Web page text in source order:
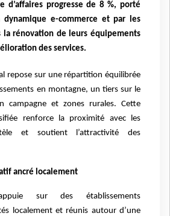
d’affaires progresse de 8 %, porté
e-commerce et par les
la rénovation de leurs équipements
des services.
repose sur une répartition équilibrée
en montagne, un tiers sur le
campagne et zones rurales. Cette
renforce la proximité avec les
et soutient l’attractivité des
ancré localement
sur des établissements
localement et réunis autour d’une